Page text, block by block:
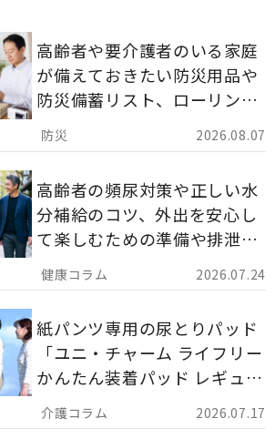
2026.08.07
高齢者や要介護者のいる家庭
が備えておきたい防災用品や
防災備蓄リスト、ローリング
ストックのポイントについて
解説します。
2026.07.24
高齢者の頻尿対策や正しい水
分補給のコツ、外出を安心し
て楽しむための準備や排泄ケ
ア用品の選び方を解説しま
す。
2026.07.17
紙パンツ専用の尿とりパッド
「ユニ・チャーム ライフリー
かんたん装着パッド レギュラ
ー 計162枚」について解説し
ます。